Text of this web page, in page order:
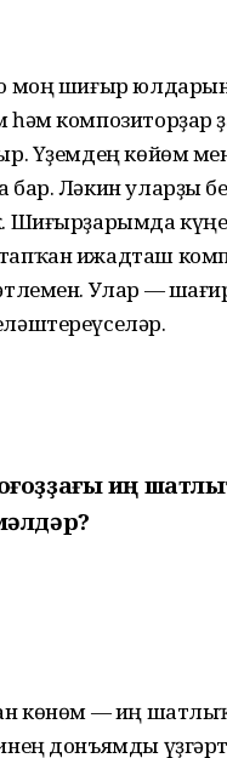
моң шиғыр
композиторҙар
Үҙемдең көйөм
Ләкин уларҙы
Шиғырҙарымда
ижадташ
Улар —
иң
көнөм — иң
донъямды